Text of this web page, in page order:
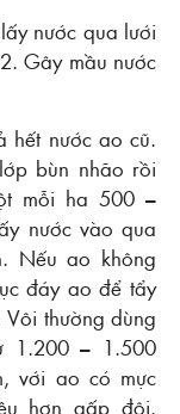
nước qua lưới
Gây mầu nước
hết nước ao cũ.
bùn nhão rồi
mỗi ha 500 –
nước vào qua
Nếu ao không
đáy ao để tẩy
thường dùng
1.200 – 1.500
với ao có mực
hơn gấp đôi.